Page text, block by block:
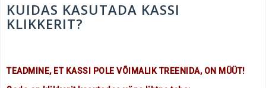
KUIDAS KASUTADA KASSI
KLIKKERIT?
TEADMINE, ET KASSI POLE VÕIMALIK TREENIDA, ON MÜÜT!